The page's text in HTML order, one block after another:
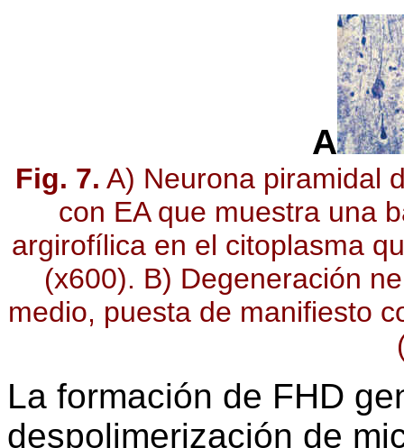
A
Fig. 7. A) Neurona piramidal
con EA que muestra una
argirofílica en el citoplasma
(x600). B) Degeneración
medio, puesta de manifiesto
La formación de FHD
despolimerización de